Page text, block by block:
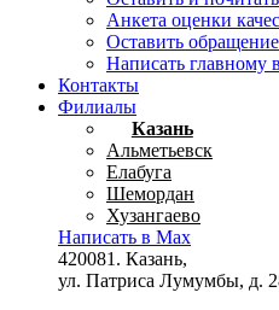
Анкета оценки
Оставить
Написать главному
Контакты
Филиалы
Казань
Альметьевск
Елабуга
Шемордан
Хузангаево
Написать в Max
420081. Казань,
ул. Патриса Лумумбы, д.